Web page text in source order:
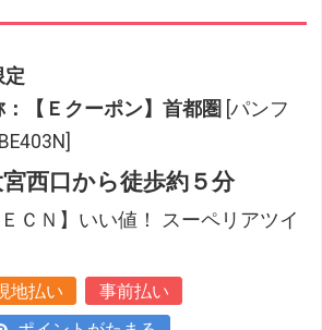
定
【Ｅクーポン】首都圏 [パンフ
西口から徒歩約５分
ＥＣＮ】いい値！ スーペリアツイ
地払い
事前払い